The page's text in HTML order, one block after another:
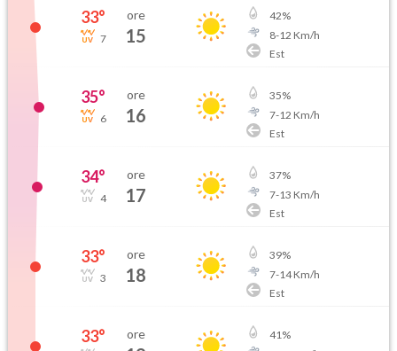
33°
7
ore
15
42%
8-12 Km/h
Est
35°
6
ore
16
35%
7-12 Km/h
Est
34°
4
ore
17
37%
7-13 Km/h
Est
33°
3
ore
18
39%
7-14Km/h
Est
33° ore 41%